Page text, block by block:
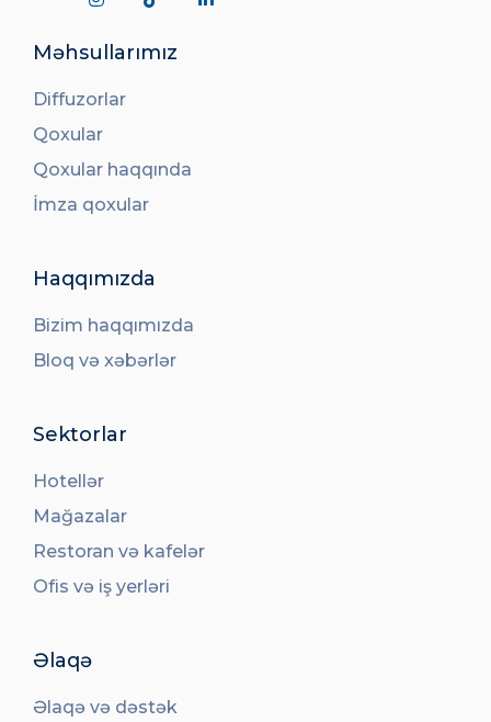
Məhsullarımız
Diffuzorlar
Qoxular
Qoxular haqqında
İmza qoxular
Haqqımızda
Bizim haqqımızda
Bloq və xəbərlər
Sektorlar
Hotellər
Mağazalar
Restoran və kafelər
Ofis və iş yerləri
Əlaqə
Əlaqə və dəstək